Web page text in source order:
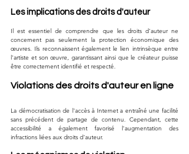
Les implications des droits d'auteur
Il est essentiel de comprendre que les droits d'auteur ne
concernent pas seulement la protection économique des
œuvres. Ils reconnaissent également le lien intrinsèque entre
l'artiste et son œuvre, garantissant ainsi que le créateur puisse
être correctement identifié et respecté.
Violations des droits d'auteur en ligne
La démocratisation de l'accès à Internet a entraîné une facilité
sans précédent de partage de contenu. Cependant, cette
accessibilité a également favorisé l'augmentation des
infractions liées aux droits d'auteur.